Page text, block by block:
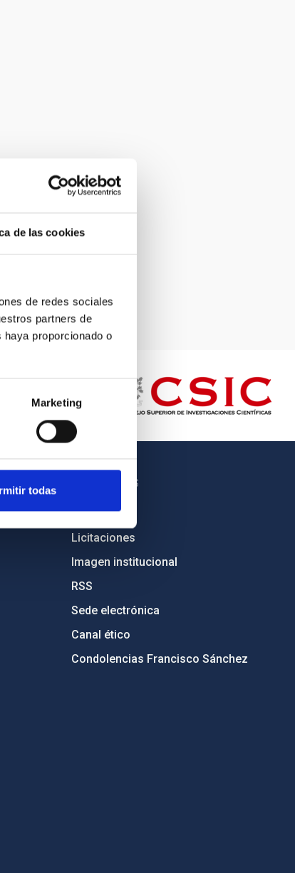
de las cookies
de redes sociales
partners de
proporcionado o
Marketing
todas
Briganti, SMM (IAC).
OTROS ENLACES
Empleo
Licitaciones
Imagen institucional
RSS
Sede electrónica
Canal ético
Condolencias Francisco Sánchez